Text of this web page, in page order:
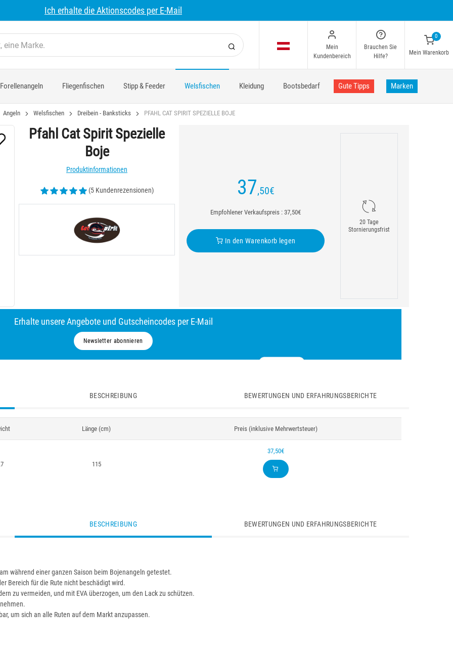
Ich erhalte die Aktionscodes per E-Mail
Mein
Kundenbereich
Brauchen Sie
Hilfe?
0
Mein Warenkorb
Forellenangeln Fliegenfischen Stipp & Feeder Welsfischen Kleidung Bootsbedarf Gute Tipps Marken
Angeln Welsfischen Dreibein - Banksticks PFAHL CAT SPIRIT SPEZIELLE BOJE
Pfahl Cat Spirit Spezielle
Boje
Produktinformationen
(5 Kundenrezensionen) 37,50€
Empfohlener Verkaufspreis : 37,50€
In den Warenkorb legen
20 Tage
Stornierungsfrist
Erhalte unsere Angebote und Gutscheincodes per E-Mail
Newsletter abonnieren
BESCHREIBUNG BEWERTUNGEN UND ERFAHRUNGSBERICHTE
Länge (cm) Preis (inklusive Mehrwertsteuer)
115
37,50€
BESCHREIBUNG BEWERTUNGEN UND ERFAHRUNGSBERICHTE
während einer ganzen Saison beim Bojenangeln getestet.
Bereich für die Rute nicht beschädigt wird.
zu vermeiden, und mit EVA überzogen, um den Lack zu schützen.
um sich an alle Ruten auf dem Markt anzupassen.